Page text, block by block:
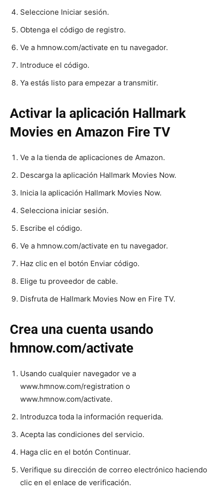
Seleccione Iniciar sesión.
Obtenga el código de registro.
Ve a hmnow.com/activate en tu navegador.
Introduce el código.
Ya estás listo para empezar a transmitir.
Activar la aplicación Hallmark
Movies en Amazon Fire TV
Ve a la tienda de aplicaciones de Amazon.
Descarga la aplicación Hallmark Movies Now.
Inicia la aplicación Hallmark Movies Now.
Selecciona iniciar sesión.
Escribe el código.
Ve a hmnow.com/activate en tu navegador.
Haz clic en el botón Enviar código.
Elige tu proveedor de cable.
Disfruta de Hallmark Movies Now en Fire TV.
Crea una cuenta usando
hmnow.com/activate
Usando cualquier navegador ve a
www.hmnow.com/registration o
www.hmnow.com/activate.
Introduzca toda la información requerida.
Acepta las condiciones del servicio.
Haga clic en el botón Continuar.
Verifique su dirección de correo electrónico haciendo
clic en el enlace de verificación.